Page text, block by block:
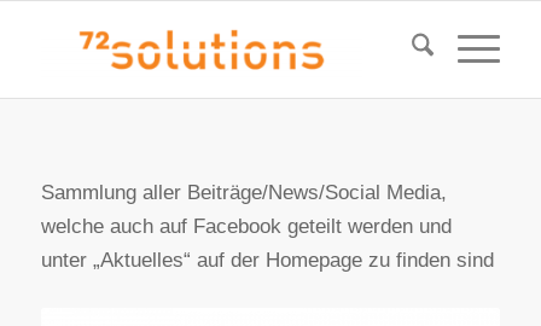
Sammlung aller Beiträge/News/Social Media,
welche auch auf Facebook geteilt werden und
unter „Aktuelles“ auf der Homepage zu finden sind